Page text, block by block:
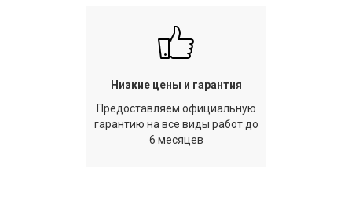
Низкие цены и гарантия
Предоставляем официальную
гарантию на все виды работ до
6 месяцев